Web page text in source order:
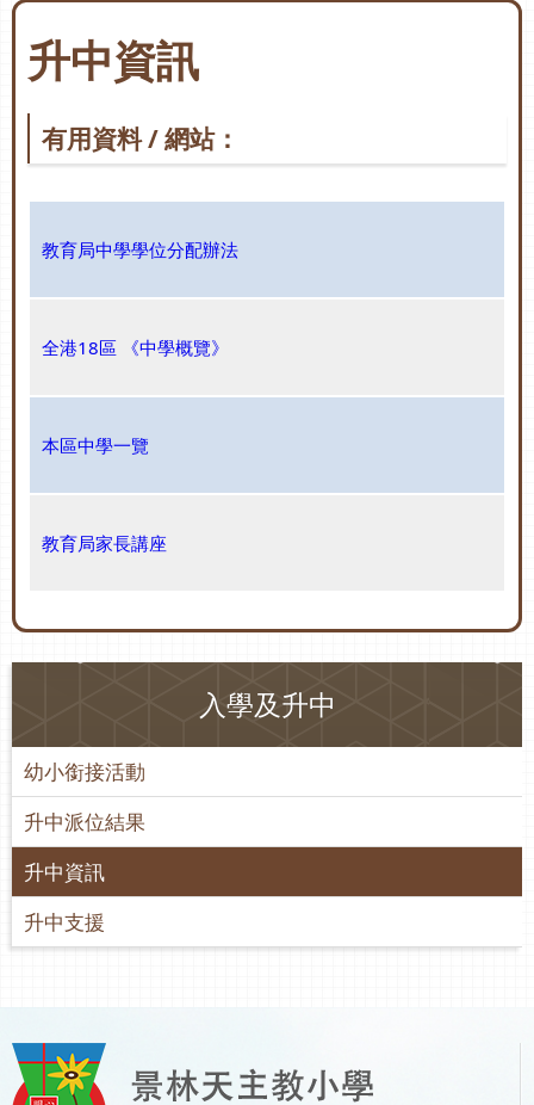
升中資訊
有用資料 / 網站：
教育局中學學位分配辦法
全港18區 《中學概覽》
本區中學一覽
教育局家長講座
入學及升中
幼小銜接活動
升中派位結果
升中資訊
升中支援